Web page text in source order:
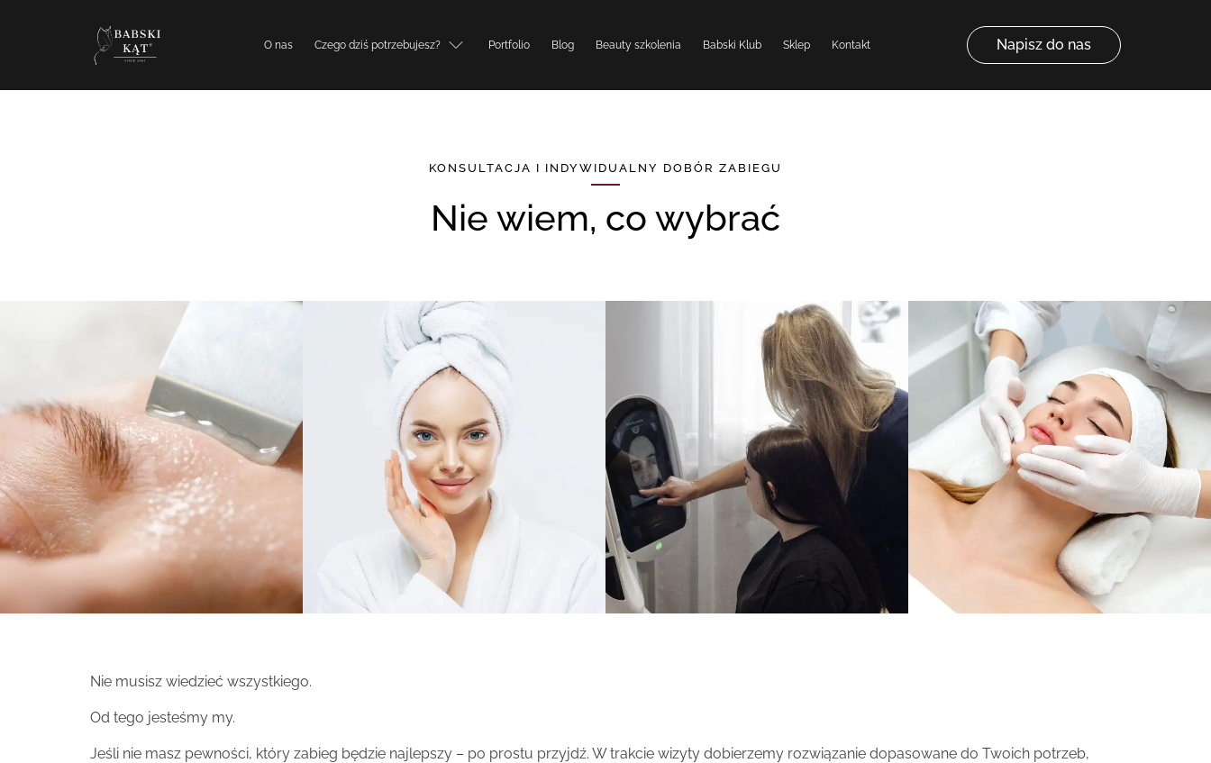
O nas Czego dziś potrzebujesz? Portfolio Blog Beauty szkolenia Babski Klub Sklep Kontakt Napisz do nas
KONSULTACJA I INDYWIDUALNY DOBÓR ZABIEGU
Nie wiem, co wybrać
Nie musisz wiedzieć wszystkiego.
Od tego jesteśmy my.
Jeśli nie masz pewności, który zabieg będzie najlepszy – po prostu przyjdź. W trakcie wizyty dobierzemy rozwiązanie dopasowane do Twoich potrzeb,